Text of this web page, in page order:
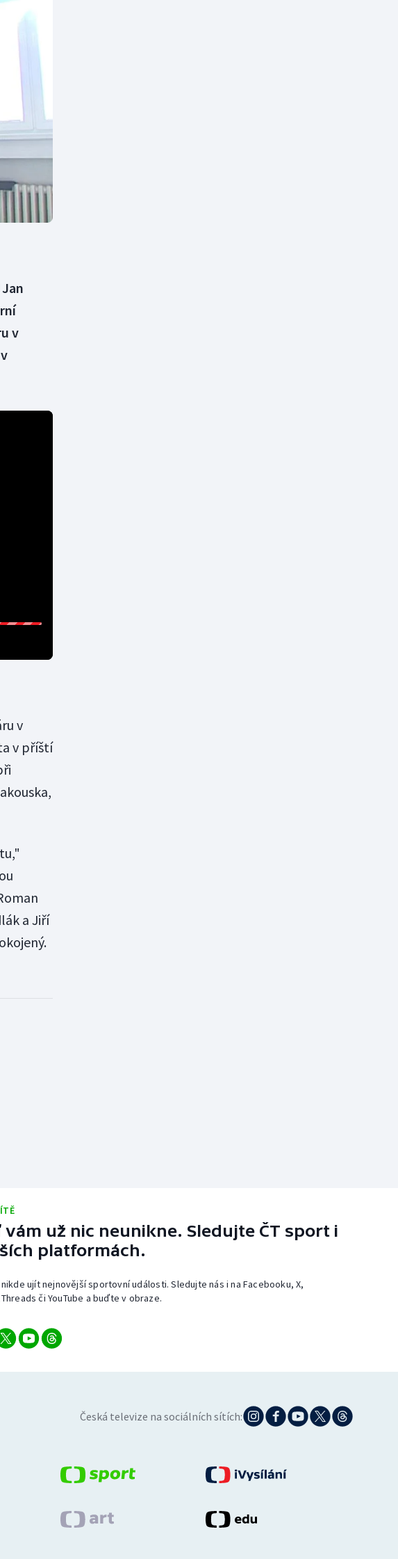
v
v
v příští
a Jiří
vám už nic neunikne. Sledujte ČT sport i
platformách.
ujít nejnovější sportovní události. Sledujte nás i na Facebooku, X,
či YouTube a buďte v obraze.
Česká televize na sociálních sítích: